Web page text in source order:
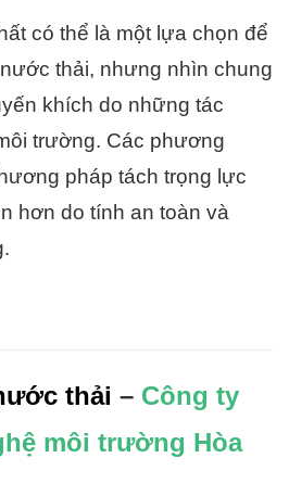
có thể là một lựa chọn để
thải, nhưng nhìn chung
khích do những tác
trường. Các phương
pháp tách trọng lực
hơn do tính an toàn và
thải – Công ty
môi trường Hòa